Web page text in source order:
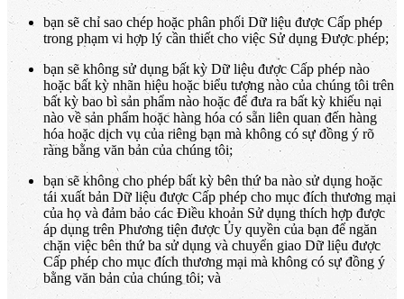
bạn sẽ chỉ sao chép hoặc phân phối Dữ liệu được Cấp phép
trong phạm vi hợp lý cần thiết cho việc Sử dụng Được phép;
bạn sẽ không sử dụng bất kỳ Dữ liệu được Cấp phép nào
hoặc bất kỳ nhãn hiệu hoặc biểu tượng nào của chúng tôi trên
bất kỳ bao bì sản phẩm nào hoặc để đưa ra bất kỳ khiếu nại
nào về sản phẩm hoặc hàng hóa có sẵn liên quan đến hàng
hóa hoặc dịch vụ của riêng bạn mà không có sự đồng ý rõ
ràng bằng văn bản của chúng tôi;
bạn sẽ không cho phép bất kỳ bên thứ ba nào sử dụng hoặc
tái xuất bản Dữ liệu được Cấp phép cho mục đích thương mại
của họ và đảm bảo các Điều khoản Sử dụng thích hợp được
áp dụng trên Phương tiện được Ủy quyền của bạn để ngăn
chặn việc bên thứ ba sử dụng và chuyển giao Dữ liệu được
Cấp phép cho mục đích thương mại mà không có sự đồng ý
bằng văn bản của chúng tôi; và